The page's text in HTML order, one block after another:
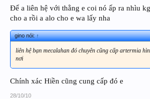
Để a liên hệ với thằng e coi nó ấp ra nhìu
cho a rồi a alo cho e wa lấy nha
gino nói:↑
liên hệ bạn mecalahan đó chuyên cũng cấp artermia
nơi
Chính xác Hiền cũng cung cấp đó e
28/10/10